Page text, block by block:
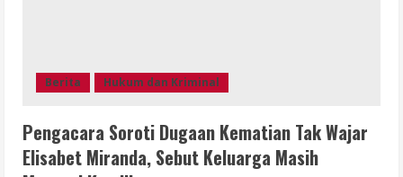
Berita Hukum dan Kriminal
Pengacara Soroti Dugaan Kematian Tak Wajar
Elisabet Miranda, Sebut Keluarga Masih